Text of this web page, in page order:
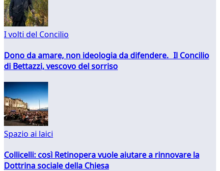
I volti del Concilio
Dono da amare, non ideologia da difendere. Il Concilio
di Bettazzi, vescovo del sorriso
Spazio ai laici
Collicelli: così Retinopera vuole aiutare a rinnovare la
Dottrina sociale della Chiesa